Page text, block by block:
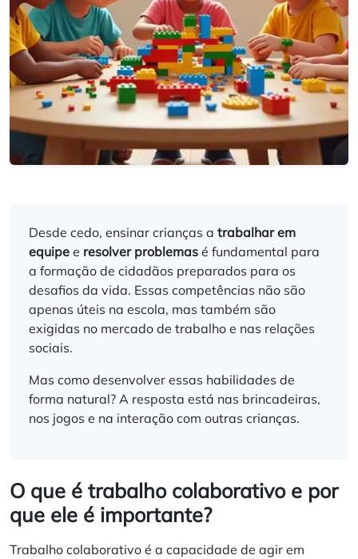
Desde cedo, ensinar crianças a trabalhar em
equipe e resolver problemas é fundamental para
a formação de cidadãos preparados para os
desafios da vida. Essas competências não são
apenas úteis na escola, mas também são
exigidas no mercado de trabalho e nas relações
sociais.
Mas como desenvolver essas habilidades de
forma natural? A resposta está nas brincadeiras,
nos jogos e na interação com outras crianças.
O que é trabalho colaborativo e por
que ele é importante?
Trabalho colaborativo é a capacidade de agir em